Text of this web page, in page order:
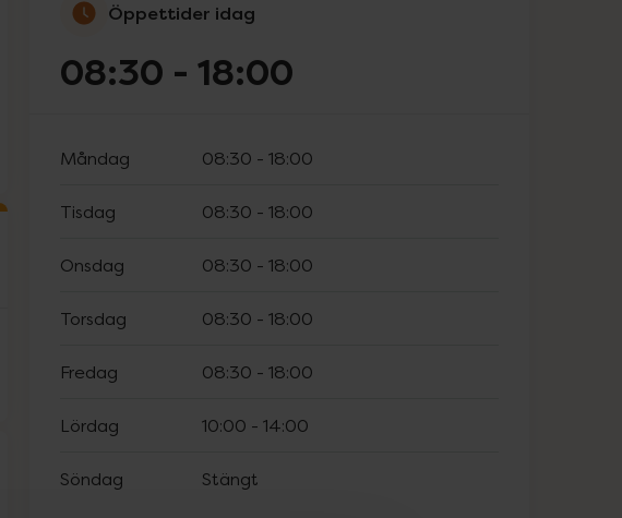
Öppettider idag
08:30 -18:00
Måndag 08:30 -18:00
Tisdag 08:30 -18:00
Onsdag 08:30 -18:00
Torsdag 08:30 -18:00
Fredag 08:30 -18:00
Lördag 10:00 -14:00
Söndag Stängt